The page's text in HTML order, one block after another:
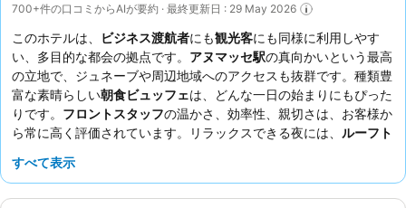
700+件の口コミからAIが要約 · 最終更新日 : 29 May 2026
このホテルは、 ビジネス渡航者にも観光客にも同様に利用しやす
い、多目的な都会の拠点です。 アヌマッセ駅の真向かいという最高
の立地で、ジュネーブや周辺地域へのアクセスも抜群です。種類豊
富な素晴らしい朝食ビュッフェは、どんな一日の始まりにもぴった
りです。 フロントスタッフの温かさ、効率性、親切さは、お客様か
ら常に高く評価されています。リラックスできる夜には、 ルーフト
ら、心地よいひとときを過ごせます。
すべて表示